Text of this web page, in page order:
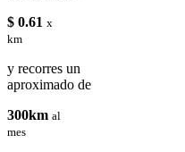
$ 0.61 x
km
y recorres un
aproximado de
300km al
mes